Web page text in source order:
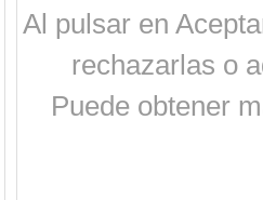
Al pulsar en
rechazarlas o
Puede obtener